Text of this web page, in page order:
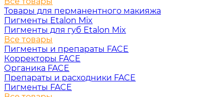
Товары для перманентного макияжа
Пигменты Etalon Mix
Пигменты для губ Etalon Mix
Все товары
Пигменты и препараты FACE
Корректоры FACE
Органика FACE
Препараты и расходники FACE
Пигменты FACE